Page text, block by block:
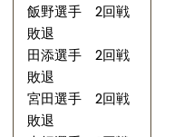
飯野選手 2回戦
敗退
田添選手 2回戦
敗退
宮田選手 2回戦
敗退